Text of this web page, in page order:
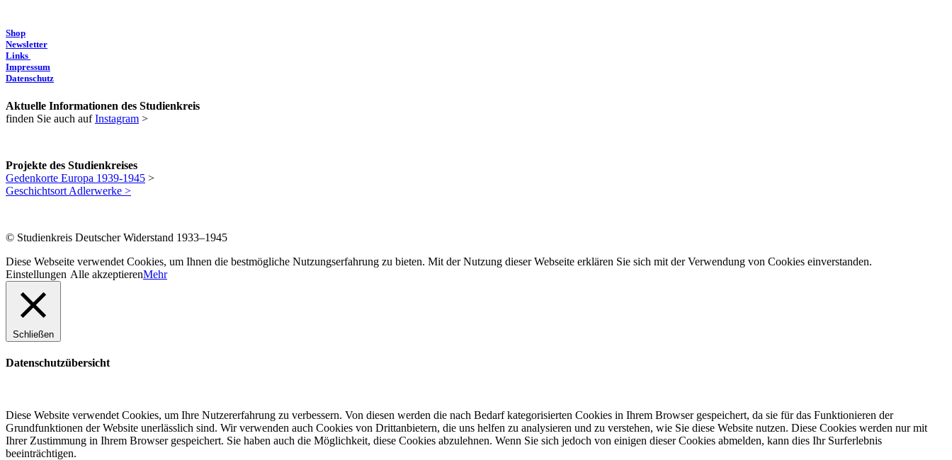
Shop
Newsletter
Links
Impressum
Datenschutz
Aktuelle Informationen des Studienkreis
finden Sie auch aufInstagram >
Projekte des Studienkreises
Gedenkorte Europa 1939-1945 >
Geschichtsort Adlerwerke >
© Studienkreis Deutscher Widerstand 1933–1945
Diese Webseite verwendet Cookies, um Ihnen die bestmögliche Nutzungserfahrung zu bieten. Mit der Nutzung dieser Webseite erklären Sie sich mit der Verwendung von Cookies einverstanden.
Einstellungen Alle akzeptierenMehr
Schließen
Datenschutzübersicht
Diese Website verwendet Cookies, um Ihre Nutzererfahrung zu verbessern. Von diesen werden die nach Bedarf kategorisierten Cookies in Ihrem Browser gespeichert, da sie für das Funktionieren der
Grundfunktionen der Website unerlässlich sind. Wir verwenden auch Cookies von Drittanbietern, die uns helfen zu analysieren und zu verstehen, wie Sie diese Website nutzen. Diese Cookies werden nur mit
Ihrer Zustimmung in Ihrem Browser gespeichert. Sie haben auch die Möglichkeit, diese Cookies abzulehnen. Wenn Sie sich jedoch von einigen dieser Cookies abmelden, kann dies Ihr Surferlebnis
beeinträchtigen.